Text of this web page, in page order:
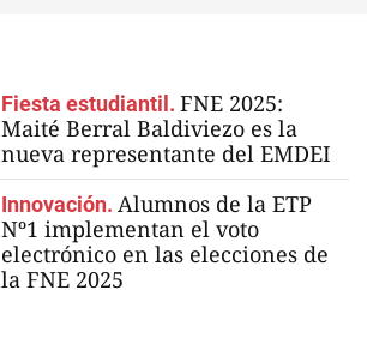
Fiesta estudiantil. FNE 2025:
Maité Berral Baldiviezo es la
nueva representante del EMDEI
Innovación. Alumnos de la ETP
Nº1 implementan el voto
electrónico en las elecciones de
la FNE 2025